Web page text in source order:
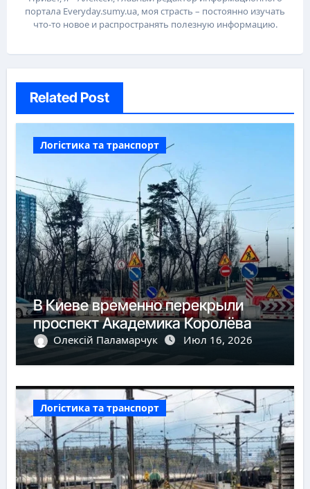
портала Everyday.sumy.ua, моя страсть – постоянно изучать
что-то новое и распространять полезную информацию.
Related Post
Логістика та транспорт
В Киеве временно перекрыли
проспект Академика Королёва
Олексій Паламарчук Июл 16, 2026
Логістика та транспорт